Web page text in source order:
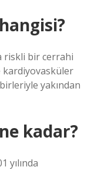
riskli bir cerrahi
kardiyovasküler
yakından
kadar?
yılında